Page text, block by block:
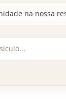
na nossa